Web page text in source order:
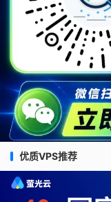
优质VPS推荐